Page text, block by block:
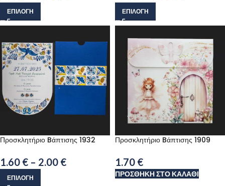
ΕΠΙΛΟΓΉ ΕΠΙΛΟΓΉ
Προσκλητήριο Bάπτισης 1932
1.60 € – 2.00 €
ΕΠΙΛΟΓΉ
Προσκλητήριο Bάπτισης 1909
1.70 €
ΠΡΟΣΘΉΚΗ ΣΤΟ ΚΑΛΆΘΙ